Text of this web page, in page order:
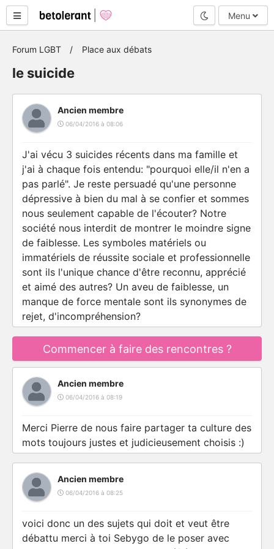
Mode nuit
Menu
Forum LGBT Place aux débats
le suicide
Ancien membre
06/04/2016 à 08:06
J'ai vécu 3 suicides récents dans ma famille et
j'ai à chaque fois entendu: "pourquoi elle/il n'en a
pas parlé". Je reste persuadé qu'une personne
dépressive à bien du mal à se confier et sommes
nous seulement capable de l'écouter? Notre
société nous interdit de montrer le moindre signe
de faiblesse. Les symboles matériels ou
immatériels de réussite sociale et professionnelle
sont ils l'unique chance d'être reconnu, apprécié
et aimé des autres? Un aveu de faiblesse, un
manque de force mentale sont ils synonymes de
rejet, d'incompréhension?
Commencer à faire des rencontres ?
Ancien membre
06/04/2016 à 08:19
Merci Pierre de nous faire partager ta culture des
mots toujours justes et judicieusement choisis :)
Ancien membre
06/04/2016 à 08:25
voici donc un des sujets qui doit et veut être
débattu merci à toi Sebygo de le poser avec